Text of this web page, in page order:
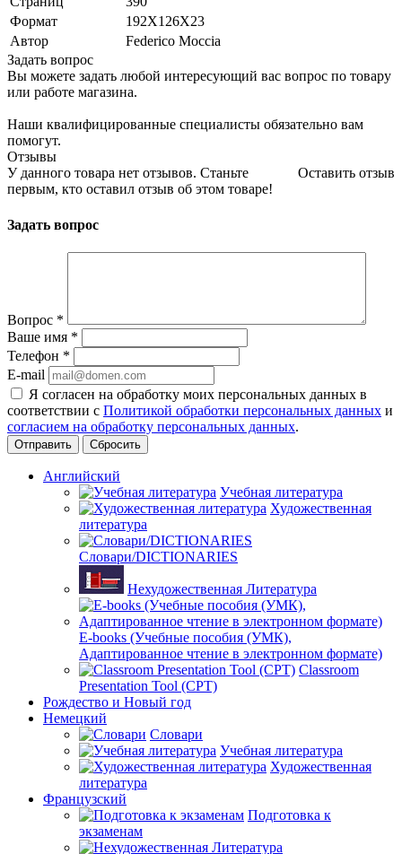
Формат
192Х126Х23
Автор
Federico Moccia
Задать вопрос
Вы можете задать любой интересующий вас вопрос по товару
или работе магазина.
Наши квалифицированные специалисты обязательно вам
помогут.
Отзывы
Оставить отзыв
У данного товара нет отзывов. Станьте
первым, кто оставил отзыв об этом товаре!
Задать вопрос
Вопрос *
Ваше имя *
Телефон *
E-mail
Я согласен на обработку моих персональных данных в
соответствии с Политикой обработки персональных данных и
согласием на обработку персональных данных.
Сбросить
Английский
Учебная литература
Художественная
литература
Словари/DICTIONARIES
Нехудожественная Литература
E-books (Учебные пособия (УМК),
Адаптированное чтение в электронном формате)
Classroom
Presentation Tool (CPT)
Рождество и Новый год
Немецкий
Словари
Учебная литература
Художественная
литература
Французский
Подготовка к
экзаменам